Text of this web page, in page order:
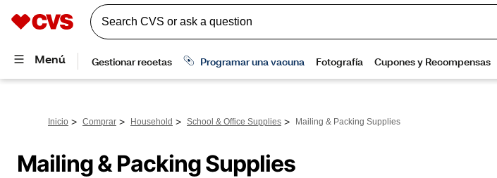
Inicio > Comprar > Household > School & Office Supplies > Mailing & Packing Supplies
Mailing & Packing Supplies